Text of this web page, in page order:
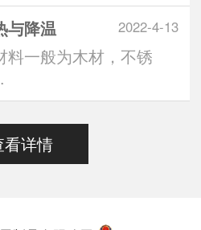
2022-4-13
与降温
料一般为木材，不锈
看详情